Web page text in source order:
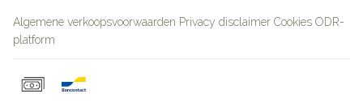
Algemene verkoopsvoorwaarden Privacy disclaimer Cookies ODR-
platform